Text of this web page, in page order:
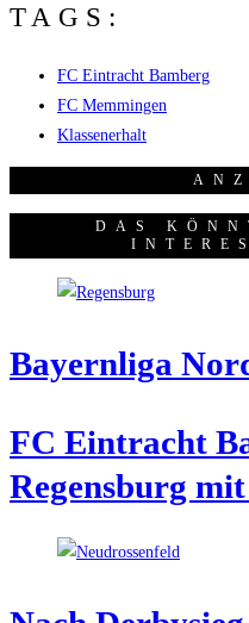
TAGS:
FC Eintracht Bamberg
FC Memmingen
Klassenerhalt
DAS
Bay­ern­li­ga
FC Ein­tracht
Regens­burg